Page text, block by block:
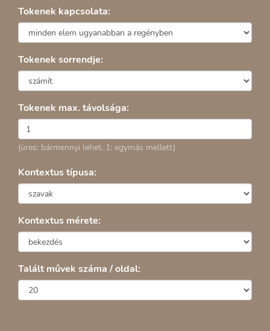
Tokenek kapcsolata:
Tokenek sorrendje:
Tokenek max. távolsága:
(üres: bármennyi lehet, 1: egymás mellett)
Kontextus típusa:
Kontextus mérete:
Talált művek száma / oldal: